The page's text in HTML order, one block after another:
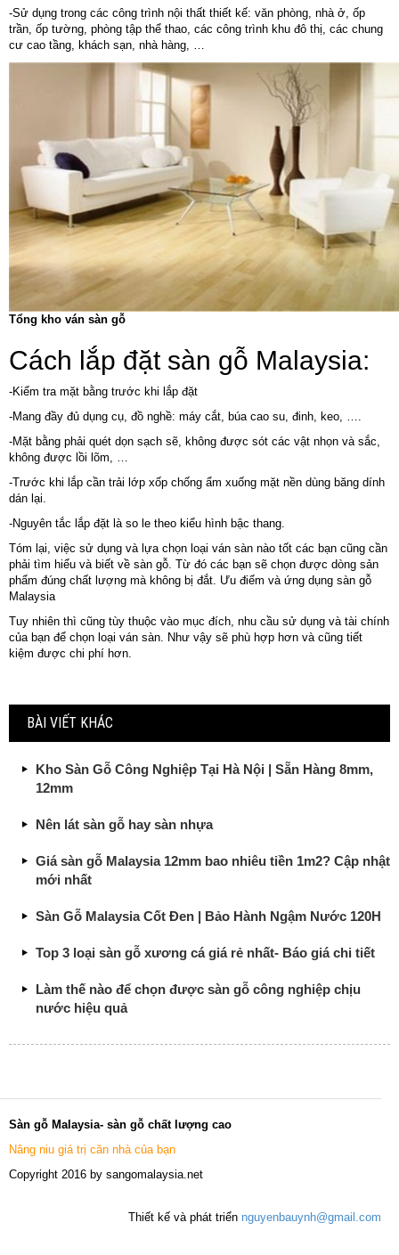
-Sử dụng trong các công trình nội thất thiết kế: văn phòng, nhà ở, ốp
trần, ốp tường, phòng tập thể thao, các công trình khu đô thị, các chung
cư cao tầng, khách sạn, nhà hàng, …
Tổng kho ván sàn gỗ
Cách lắp đặt sàn gỗ Malaysia:
-Kiểm tra mặt bằng trước khi lắp đặt
-Mang đầy đủ dụng cụ, đồ nghề: máy cắt, búa cao su, đinh, keo, ….
-Mặt bằng phải quét dọn sạch sẽ, không được sót các vật nhọn và sắc,
không được lồi lõm, …
-Trước khi lắp cần trải lớp xốp chống ẩm xuống mặt nền dùng băng dính
dán lại.
-Nguyên tắc lắp đặt là so le theo kiểu hình bậc thang.
Tóm lại, việc sử dụng và lựa chọn loại ván sàn nào tốt các bạn cũng cần
phải tìm hiểu và biết về sàn gỗ. Từ đó các bạn sẽ chọn được dòng sản
phẩm đúng chất lượng mà không bị đắt. Ưu điểm và ứng dụng sàn gỗ
Malaysia
Tuy nhiên thì cũng tùy thuộc vào mục đích, nhu cầu sử dụng và tài chính
của bạn để chọn loại ván sàn. Như vậy sẽ phù hợp hơn và cũng tiết
kiệm được chi phí hơn.
BÀI VIẾT KHÁC
Kho Sàn Gỗ Công Nghiệp Tại Hà Nội | Sẵn Hàng 8mm,
12mm
Nên lát sàn gỗ hay sàn nhựa
Giá sàn gỗ Malaysia 12mm bao nhiêu tiền 1m2? Cập nhật
mới nhất
Sàn Gỗ Malaysia Cốt Đen | Bảo Hành Ngậm Nước 120H
Top 3 loại sàn gỗ xương cá giá rẻ nhất- Báo giá chi tiết
Làm thế nào để chọn được sàn gỗ công nghiệp chịu
nước hiệu quả
Sàn gỗ Malaysia- sàn gỗ chất lượng cao
Nâng niu giá trị căn nhà của bạn
Copyright 2016 by sangomalaysia.net
Thiết kế và phát triển nguyenbauynh@gmail.com